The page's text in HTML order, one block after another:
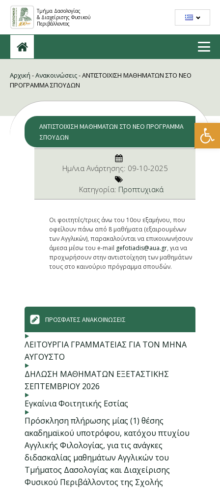
Τμήμα Δασολογίας
& Διαχείρισης Φυσικού
Περιβάλλοντος
Αρχική -Ανακοινώσεις-ΑΝΤΙΣΤΟΙΧΙΣΗ ΜΑΘΗΜΑΤΩΝ ΣΤΟ ΝΕΟ
ΠΡΟΓΡΑΜΜΑ ΣΠΟΥΔΩΝ
ΑΝΤΙΣΤΟΙΧΙΣΗ ΜΑΘΗΜΑΤΩΝ ΣΤΟ ΝΕΟ ΠΡΟΓΡΑΜΜΑ
ΣΠΟΥΔΩΝ
Ημ/νια Ανάρτησης: 09-10-2025
Kατηγορία: Προπτυχιακά
Οι φοιτητές/τριες άνω του 10ου εξαμήνου, που
οφείλουν πάνω από 8 μαθήματα (εξαιρουμένων
των Αγγλικών), παρακαλούνται να επικοινωνήσουν
άμεσα μέσω του e-mail gefotiadis@aua.gr, για να
προχωρήσουν στην αντιστοίχηση των μαθημάτων
τους στο καινούριο πρόγραμμα σπουδών.
ΠΡΟΣΦΑΤΕΣ ΑΝΑΚΟΙΝΩΣΕΙΣ
ΛΕΙΤΟΥΡΓΙΑ ΓΡΑΜΜΑΤΕΙΑΣ ΓΙΑ ΤΟΝ ΜΗΝΑ
ΑΥΓΟΥΣΤΟ
ΔΗΛΩΣΗ ΜΑΘΗΜΑΤΩΝ ΕΞΕΤΑΣΤΙΚΗΣ
ΣΕΠΤΕΜΒΡΙΟΥ 2026
Εγκαίνια Φοιτητικής Εστίας
Πρόσκληση πλήρωσης μίας (1) θέσης
ακαδημαϊκού υποτρόφου, κατόχου πτυχίου
Αγγλικής Φιλολογίας, για τις ανάγκες
διδασκαλίας μαθημάτων Αγγλικών του
Τμήματος Δασολογίας και Διαχείρισης
Φυσικού Περιβάλλοντος της Σχολής